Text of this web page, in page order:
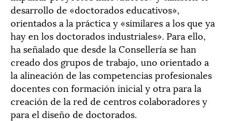
desarrollo de «doctorados educativos»,
orientados a la práctica y «similares a los que ya
hay en los doctorados industriales». Para ello,
ha señalado que desde la Consellería se han
creado dos grupos de trabajo, uno orientado a
la alineación de las competencias profesionales
docentes con formación inicial y otra para la
creación de la red de centros colaboradores y
para el diseño de doctorados.